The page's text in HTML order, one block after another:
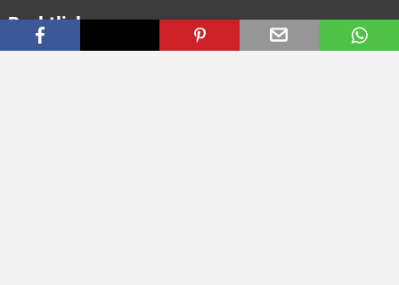
Rechtliches
AGB Datenschutz Impressum Kontakt